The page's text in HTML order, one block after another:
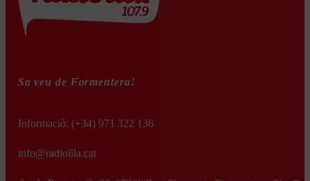
Sa veu de Formentera!
Informació: (+34) 971 322 136
info@radioilla.cat